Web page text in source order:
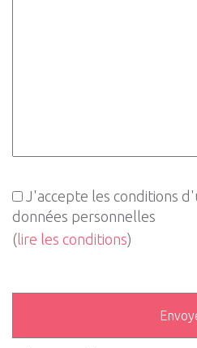
J'accepte les conditions
données personnelles
(lire les conditions)